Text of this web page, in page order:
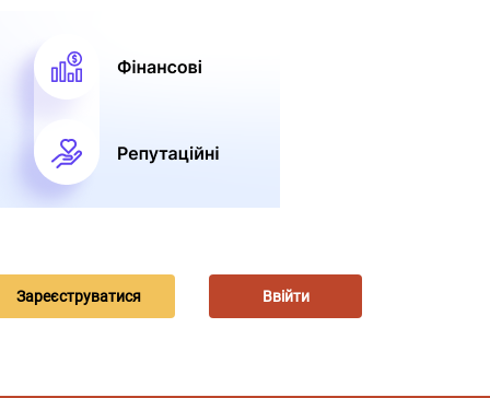
Зареєструватися Ввійти